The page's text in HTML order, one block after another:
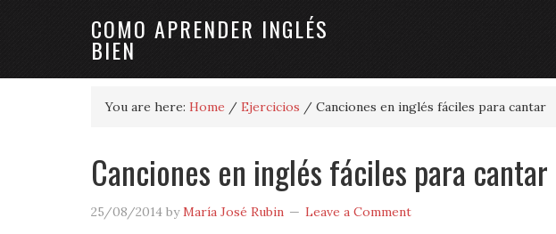
COMO APRENDER INGLÉS
BIEN
You are here: Home / Ejercicios / Canciones en inglés fáciles para cantar
Canciones en inglés fáciles para cantar
25/08/2014 byMaría José Rubin Leave a Comment